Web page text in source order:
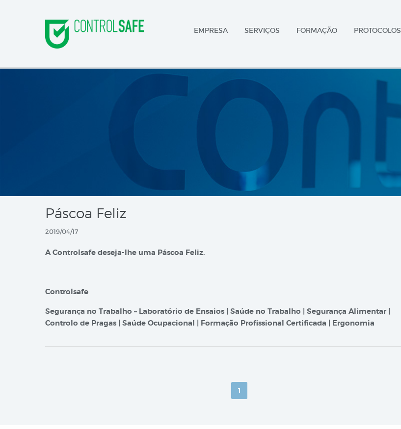
EMPRESA SERVIÇOS FORMAÇÃO PROTOCOLOS
Páscoa Feliz
2019/04/17
A Controlsafe deseja-lhe uma Páscoa Feliz.
Controlsafe
Segurança no Trabalho – Laboratório de Ensaios | Saúde no Trabalho | Segurança Alimentar |
Controlo de Pragas | Saúde Ocupacional | Formação Profissional Certificada | Ergonomia
1